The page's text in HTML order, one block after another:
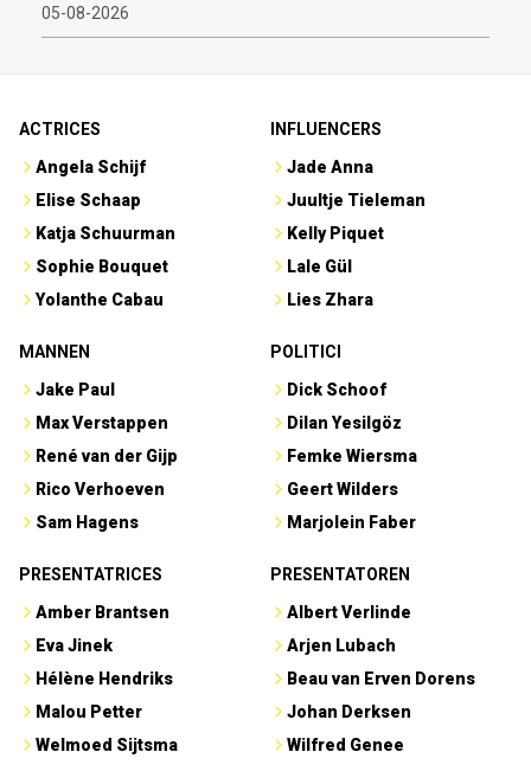
05-08-2026
ACTRICES
Angela Schijf
Elise Schaap
Katja Schuurman
Sophie Bouquet
Yolanthe Cabau
INFLUENCERS
Jade Anna
Juultje Tieleman
Kelly Piquet
Lale Gül
Lies Zhara
MANNEN
Jake Paul
Max Verstappen
René van der Gijp
Rico Verhoeven
Sam Hagens
POLITICI
Dick Schoof
Dilan Yesilgöz
Femke Wiersma
Geert Wilders
Marjolein Faber
PRESENTATRICES
Amber Brantsen
Eva Jinek
Hélène Hendriks
Malou Petter
Welmoed Sijtsma
PRESENTATOREN
Albert Verlinde
Arjen Lubach
Beau van Erven Dorens
Johan Derksen
Wilfred Genee